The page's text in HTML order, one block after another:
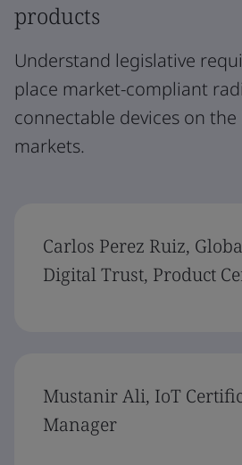
products
Understand legislative
place market-compliant
connectable devices on the
markets.
Carlos Perez Ruiz,
Digital Trust, Product
Mustanir Ali, IoT
Manager